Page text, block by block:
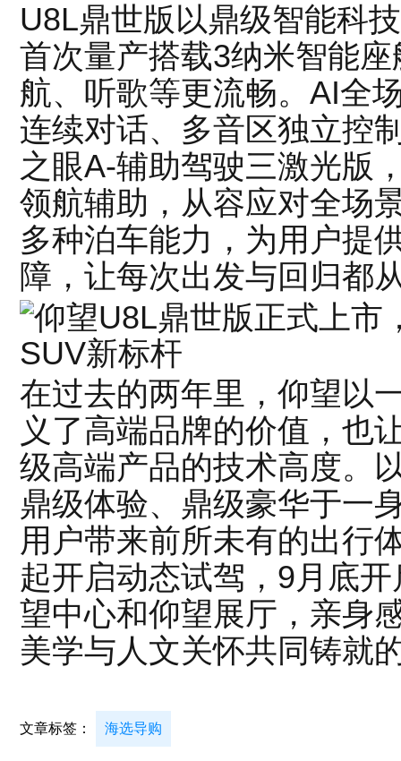
U8L鼎世版以鼎级智能科
首次量产搭载3纳米智能
航、听歌等更流畅。AI全
连续对话、多音区独立控
之眼A-辅助驾驶三激光版
领航辅助，从容应对全场
多种泊车能力，为用户提
障，让每次出发与回归都
在过去的两年里，仰望以
义了高端品牌的价值，也
级高端产品的技术高度。
鼎级体验、鼎级豪华于一
用户带来前所未有的出行
起开启动态试驾，9月底
望中心和仰望展厅，亲身
美学与人文关怀共同铸就
文章标签： 海选导购